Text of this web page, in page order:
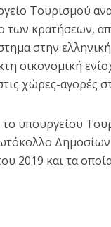
Τουρισμού
των κρατήσεων,
στην
οικονομική
χώρες-αγορές
υπουργείου
Δημοσίων
2019 και τα